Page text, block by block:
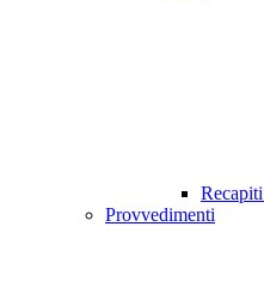
Provvedimenti